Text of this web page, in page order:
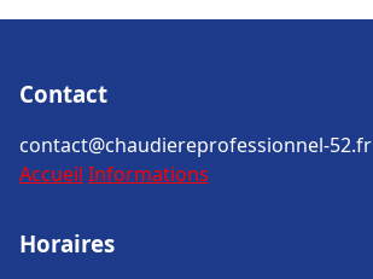
Contact
contact@chaudiereprofessionnel-52.fr
Accueil Informations
Horaires